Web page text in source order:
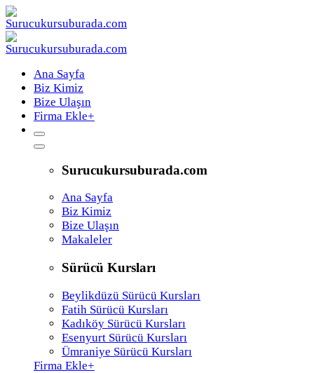
Ana Sayfa
Biz Kimiz
Bize Ulaşın
Firma Ekle+
Surucukursuburada.com
Ana Sayfa
Biz Kimiz
Bize Ulaşın
Makaleler
Sürücü Kursları
Beylikdüzü Sürücü Kursları
Fatih Sürücü Kursları
Kadıköy Sürücü Kursları
Esenyurt Sürücü Kursları
Ümraniye Sürücü Kursları
Firma Ekle+